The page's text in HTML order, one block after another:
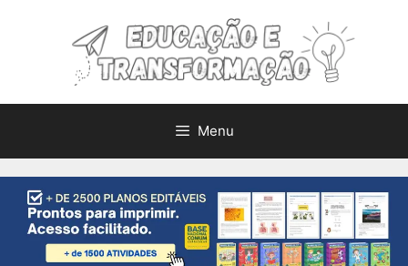
Menu